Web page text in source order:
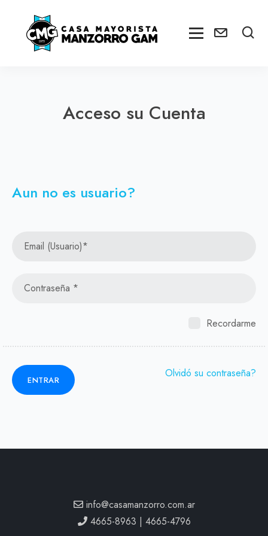
Acceso su Cuenta
Aun no es usuario?
Recordarme
Olvidó su contraseña?
info@casamanzorro.com.ar
4665-8963 | 4665-4796